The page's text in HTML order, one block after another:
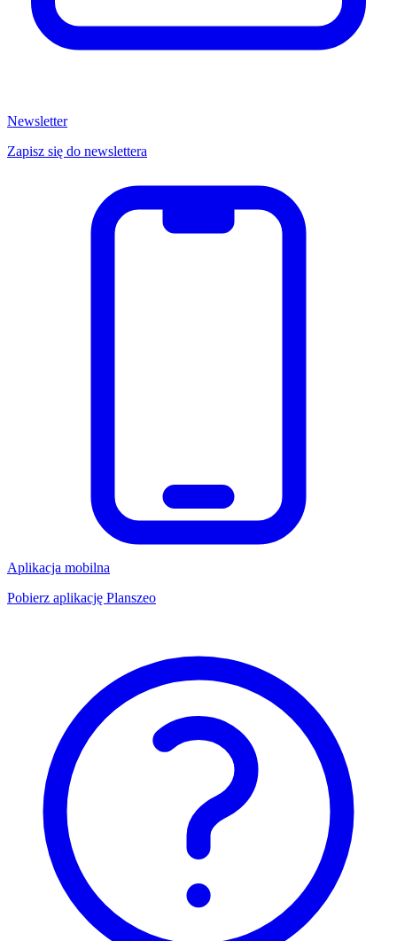
Newsletter
Zapisz się do newslettera
Aplikacja mobilna
Pobierz aplikację Planszeo